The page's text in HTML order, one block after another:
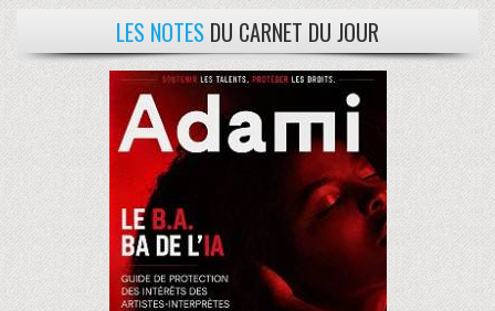
LES NOTES DU CARNET DU JOUR